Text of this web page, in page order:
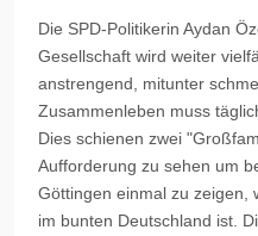
Die SPD-Politikerin Aydan
Gesellschaft wird weiter
anstrengend, mitunter
Zusammenleben muss
Dies schienen zwei
Aufforderung zu sehen um
Göttingen einmal zu zeigen,
im bunten Deutschland ist.